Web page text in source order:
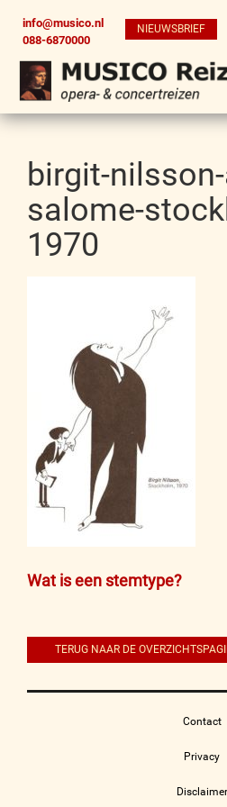
info@musico.nl
088-6870000
NIEUWSBRIEF
birgit-
salome-
1970
Bericht
Wat is een stemtype?
TERUG NAAR DE
Contact
Privacy
Disclaimer